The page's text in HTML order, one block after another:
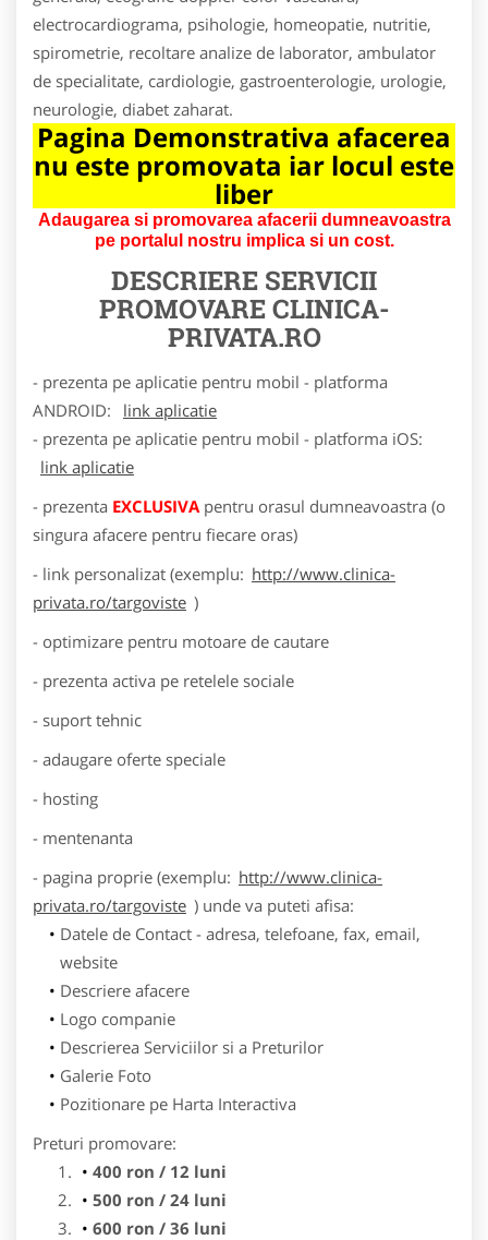
electrocardiograma, psihologie, homeopatie, nutritie,
spirometrie, recoltare analize de laborator, ambulator
de specialitate, cardiologie, gastroenterologie, urologie,
neurologie, diabet zaharat.
Pagina Demonstrativa afacerea
nu este promovata iar locul este
liber
Adaugarea si promovarea afacerii dumneavoastra
pe portalul nostru implica si un cost.
DESCRIERE SERVICII
PROMOVARECLINICA-
PRIVATA.RO
- prezenta pe aplicatie pentru mobil - platforma
ANDROID:
link aplicatie
- prezenta pe aplicatie pentru mobil - platforma iOS:
link aplicatie
- prezenta EXCLUSIVA pentru orasul dumneavoastra (o
singura afacere pentru fiecare oras)
- link personalizat (exemplu: http://www.clinica-
privata.ro/targoviste )
- optimizare pentru motoare de cautare
- prezenta activa pe retelele sociale
- suport tehnic
- adaugare oferte speciale
- hosting
- mentenanta
- pagina proprie (exemplu: http://www.clinica-
privata.ro/targoviste ) unde va puteti afisa:
Datele de Contact - adresa, telefoane, fax, email,
website
Descriere afacere
Logo companie
Descrierea Serviciilor si a Preturilor
Galerie Foto
Pozitionare pe Harta Interactiva
Preturi promovare:
400 ron / 12 luni
500 ron / 24 luni
600 ron / 36 luni